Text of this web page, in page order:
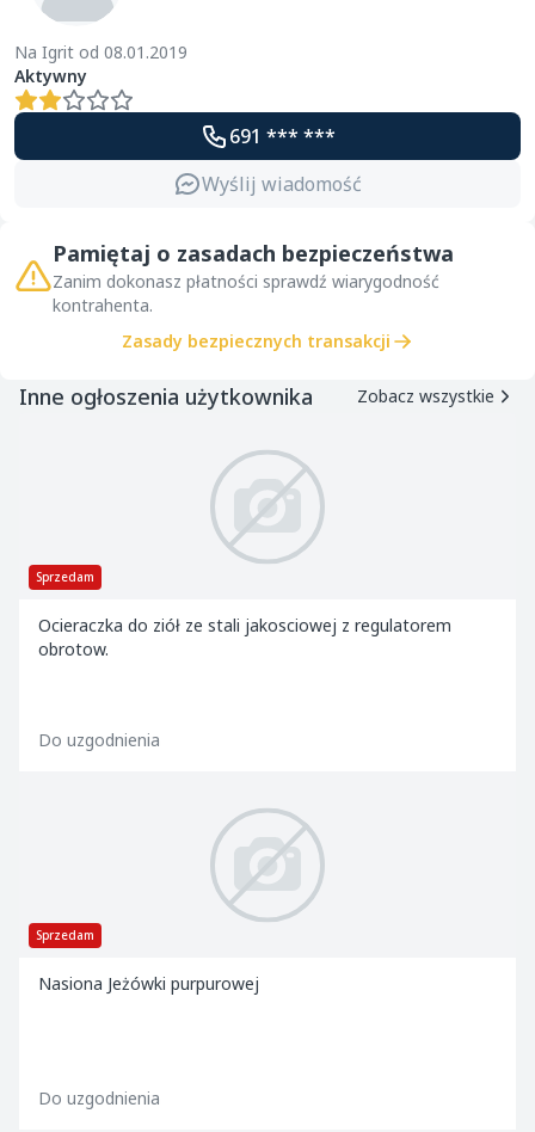
Na Igrit od 08.01.2019
Aktywny
691 *** ***
Wyślij wiadomość
Pamiętaj o zasadach bezpieczeństwa
Zanim dokonasz płatności sprawdź wiarygodność
kontrahenta.
Zasady bezpiecznych transakcji
Inne ogłoszenia użytkownika Zobacz wszystkie
Sprzedam
Ocieraczka do ziół ze stali jakosciowej z regulatorem
obrotow.
Do uzgodnienia
Sprzedam
Nasiona Jeżówki purpurowej
Do uzgodnienia